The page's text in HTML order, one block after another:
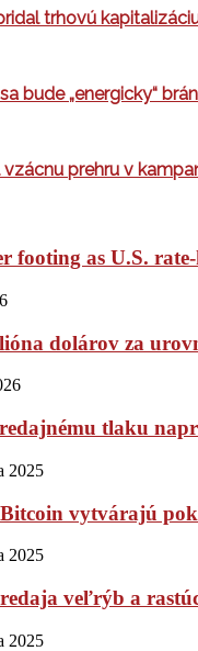
trhovú
bude „energicky“
prehru v
footing as U.S. rate-
dolárov za
tlaku
2025
vytvárajú
2025
veľrýb a
2025